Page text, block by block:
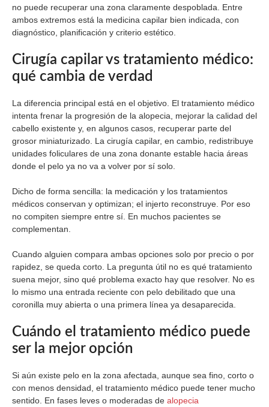
no puede recuperar una zona claramente despoblada. Entre
ambos extremos está la medicina capilar bien indicada, con
diagnóstico, planificación y criterio estético.
Cirugía capilar vs tratamiento médico:
qué cambia de verdad
La diferencia principal está en el objetivo. El tratamiento médico
intenta frenar la progresión de la alopecia, mejorar la calidad del
cabello existente y, en algunos casos, recuperar parte del
grosor miniaturizado. La cirugía capilar, en cambio, redistribuye
unidades foliculares de una zona donante estable hacia áreas
donde el pelo ya no va a volver por sí solo.
Dicho de forma sencilla: la medicación y los tratamientos
médicos conservan y optimizan; el injerto reconstruye. Por eso
no compiten siempre entre sí. En muchos pacientes se
complementan.
Cuando alguien compara ambas opciones solo por precio o por
rapidez, se queda corto. La pregunta útil no es qué tratamiento
suena mejor, sino qué problema exacto hay que resolver. No es
lo mismo una entrada reciente con pelo debilitado que una
coronilla muy abierta o una primera línea ya desaparecida.
Cuándo el tratamiento médico puede
ser la mejor opción
Si aún existe pelo en la zona afectada, aunque sea fino, corto o
con menos densidad, el tratamiento médico puede tener mucho
sentido. En fases leves o moderadas de alopecia